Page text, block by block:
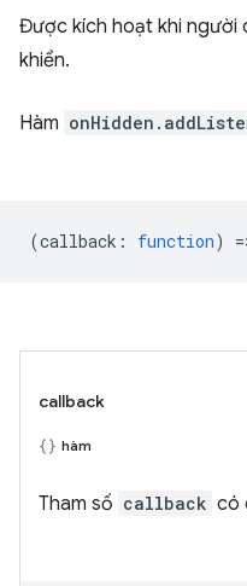
Được kích hoạt khi người
khiển.
Hàm
(callback : function)
callback
hàm
Tham số callback có